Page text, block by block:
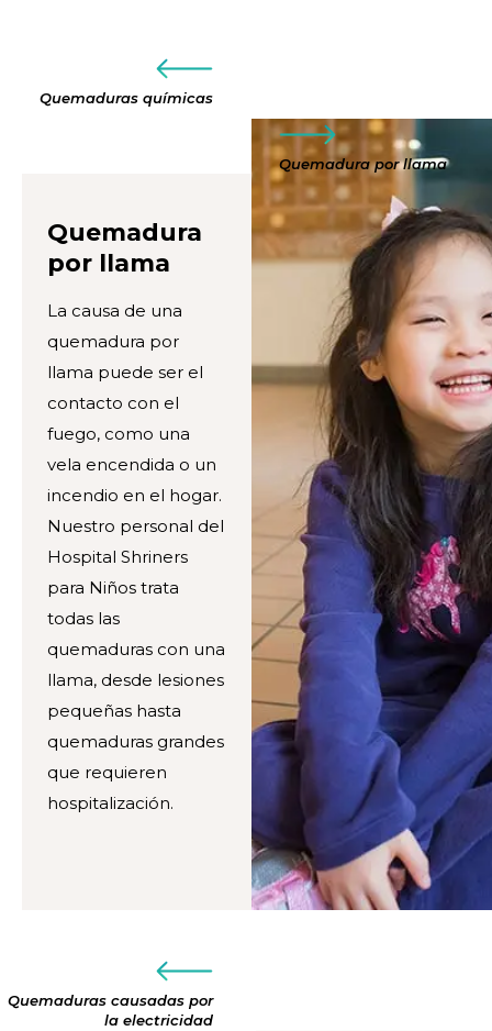
Quemaduras químicas
Quemadura por llama
Quemadura
por llama
La causa de una
quemadura por
llama puede ser el
contacto con el
fuego, como una
vela encendida o un
incendio en el hogar.
Nuestro personal del
Hospital Shriners
para Niños trata
todas las
quemaduras con una
llama, desde lesiones
pequeñas hasta
quemaduras grandes
que requieren
hospitalización.
Quemaduras causadas por
la electricidad